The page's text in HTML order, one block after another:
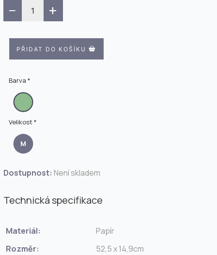
−
+
PŘIDAT DO KOŠÍKU
Barva *
Velikost *
M
Dostupnost: Není skladem
Technická specifikace
Materiál:
Papír
Rozměr:
52,5 x 14,9cm